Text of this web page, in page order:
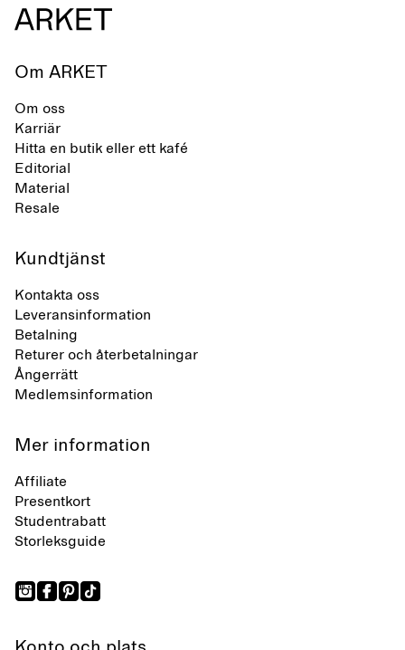
Om ARKET
Om oss
Karriär
Hitta en butik eller ett kafé
Editorial
Material
Resale
Kundtjänst
Kontakta oss
Leveransinformation
Betalning
Returer och återbetalningar
Ångerrätt
Medlemsinformation
Mer information
Affiliate
Presentkort
Studentrabatt
Storleksguide